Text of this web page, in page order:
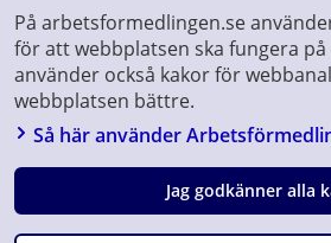
På arbetsformedlingen.se
för att webbplatsen ska fungera på
använder också kakor för
webbplatsen bättre.
Så här använder
Jag godkänner alla
Facebook Linkedin